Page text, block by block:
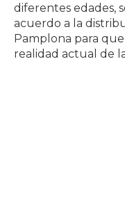
diferentes edades,
acuerdo a la
Pamplona para
realidad actual de